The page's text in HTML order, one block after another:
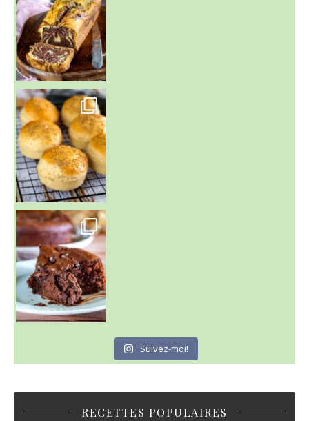
~ BUNS MAISON ~
Un peu de boulange par ici au
~ GÂTEAU FONDANT CHOCO NOISETTE ~
C'est lundi
Suivez-moi!
RECETTES POPULAIRES